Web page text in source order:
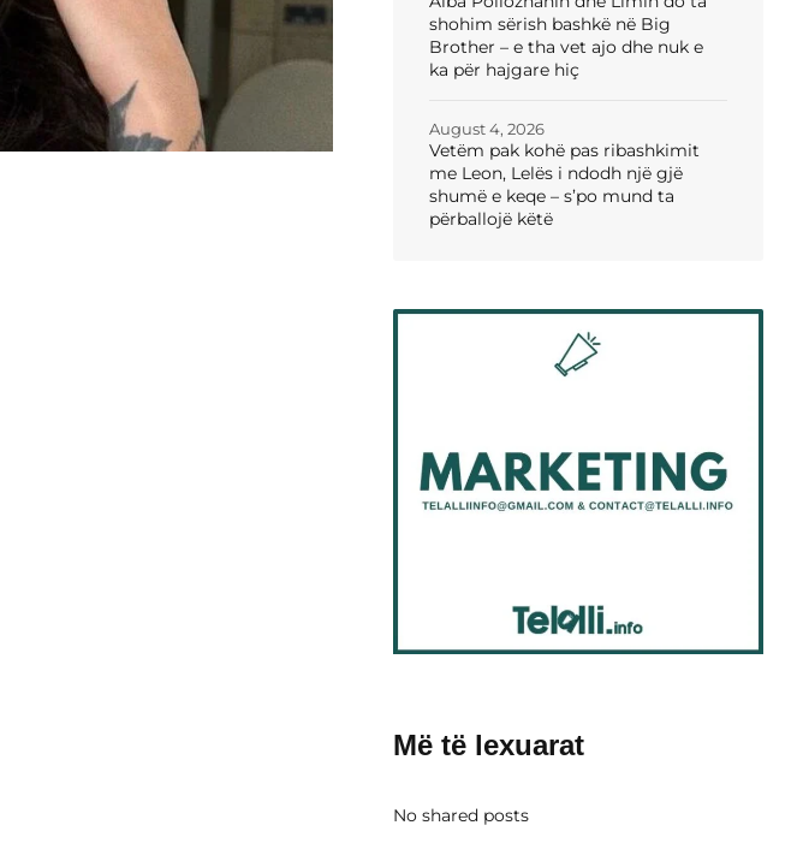
shohim sërish bashkë në Big
Brother – e tha vet ajo dhe nuk e
ka për hajgare hiç
Vetëm pak kohë pas ribashkimit
me Leon, Lelës i ndodh një gjë
shumë e keqe – s’po mund ta
përballojë këtë
August 4, 2026
Më të lexuarat
No shared posts